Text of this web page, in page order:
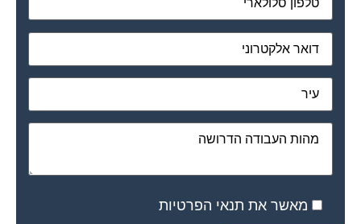
מאשר את תנאי הפרטיות